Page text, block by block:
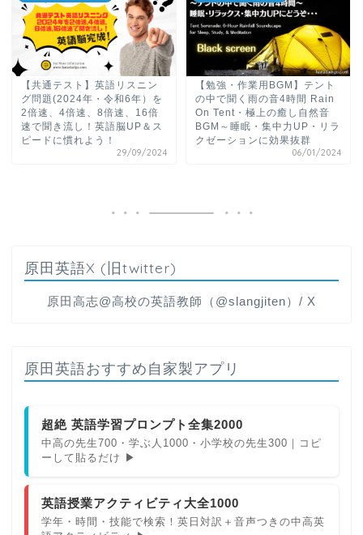
【共通テスト】英語リスニン
グ問題(2024年・令和6年）を
2倍速、4倍速、8倍速、16倍
速で聞き流し！英語脳UP＆ス
ピードに慣れよう！
29/09/2024
【勉強・作業用BGM】テント
の中で聞く雨の音4時間 Rain
On Tent・極上の癒し自然音
BGM～睡眠・集中力UP・リラ
クゼーションに効果抜群
06/01/2024
原田英語X (旧twitter)
原田高志@高校の英語教師（@slangjiten）/ X
原田英語おすすめ自家製アプリ
超絶 英語学習プロンプト全集2000
中高の先生700・学ぶ人1000・小学校の先生300｜コピ
ーして貼るだけ ▶
英語授業アクティビティ大全1000
学年・時間・技能で検索！英日対訳＋音声つきの中高英